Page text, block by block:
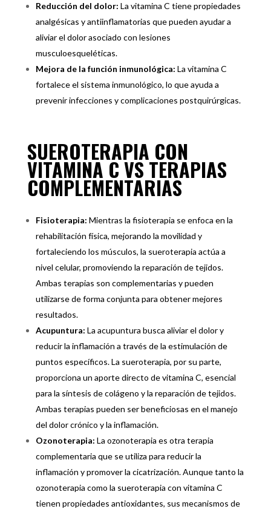
Reducción del dolor: La vitamina C tiene propiedades
analgésicas y antiinflamatorias que pueden ayudar a
aliviar el dolor asociado con lesiones
musculoesqueléticas.
Mejora de la función inmunológica: La vitamina C
fortalece el sistema inmunológico, lo que ayuda a
prevenir infecciones y complicaciones postquirúrgicas.
SUEROTERAPIA CON
VITAMINA C VS TERAPIAS
COMPLEMENTARIAS
Fisioterapia: Mientras la fisioterapia se enfoca en la
rehabilitación física, mejorando la movilidad y
fortaleciendo los músculos, la sueroterapia actúa a
nivel celular, promoviendo la reparación de tejidos.
Ambas terapias son complementarias y pueden
utilizarse de forma conjunta para obtener mejores
resultados.
Acupuntura: La acupuntura busca aliviar el dolor y
reducir la inflamación a través de la estimulación de
puntos específicos. La sueroterapia, por su parte,
proporciona un aporte directo de vitamina C, esencial
para la síntesis de colágeno y la reparación de tejidos.
Ambas terapias pueden ser beneficiosas en el manejo
del dolor crónico y la inflamación.
Ozonoterapia: La ozonoterapia es otra terapia
complementaria que se utiliza para reducir la
inflamación y promover la cicatrización. Aunque tanto la
ozonoterapia como la sueroterapia con vitamina C
tienen propiedades antioxidantes, sus mecanismos de